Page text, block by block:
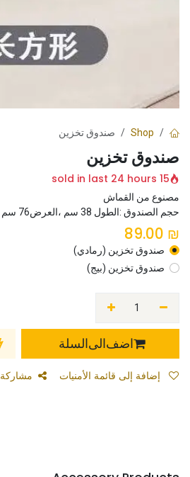
Shop صندوق تخزين
صندوق تخزين
15 sold in last 24 hours
مصنوع من القماش
حجم الصندوق :الطول 38 سم ،العرض76 سم ،العمق 38 سم
₪
89.00
صندوق تخزين (رمادي)
صندوق تخزين (بيج)
اضف الى السلة
مشاركة